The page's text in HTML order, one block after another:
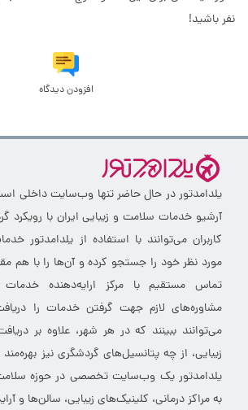
نفر باشید!
افزودن دیدگاه
یلدامدتور در حال حاضر تنها وب‌سایت داخلی
آرشیو خدمات سلامت و زیبایی ایران با رویکرد
کاربران می‌توانند با استفاده از یلدامدتور
مورد نظر خود را جستجو کرده و آن‌ها را با هم
تماس مستقیم با مرکز ارایه‌دهنده
مشاوره‌های لازم جهت گرفتن خدمات را
می‌توانند ببینند که در هر شهر، علاوه بر
زیبایی، از چه پتانسیل‌های گردشگری نیز
یلدامدتور یک وب‌سایت تخصصی در حوزه
به مراکز درمانی، کلینیک‌های زیبایی، سالن‌ها و